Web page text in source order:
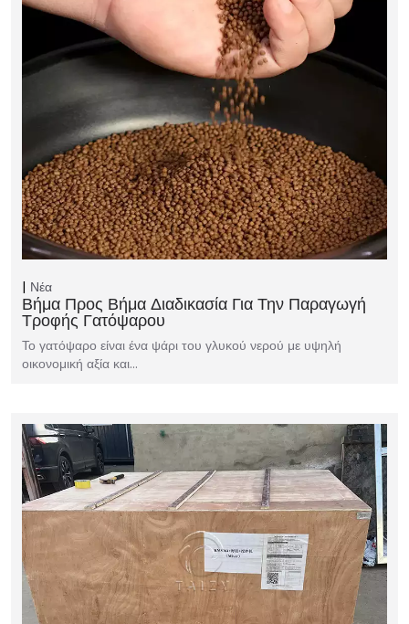
Νέα
Βήμα Προς Βήμα Διαδικασία Για Την Παραγωγή
Τροφής Γατόψαρου
Το γατόψαρο είναι ένα ψάρι του γλυκού νερού με υψηλή
οικονομική αξία και…